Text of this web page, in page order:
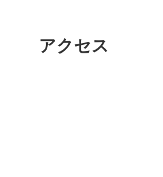
アクセス